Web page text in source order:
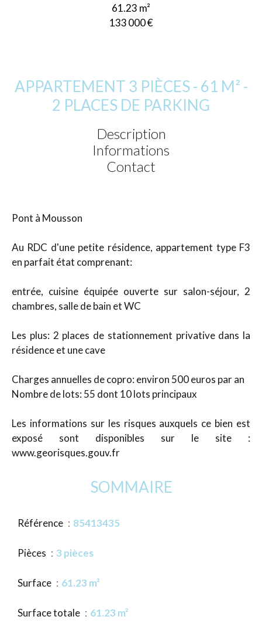
61.23 m²
133 000 €
APPARTEMENT 3 PIÈCES - 61 M² -
2 PLACES DE PARKING
Description
Informations
Contact
Pont à Mousson
Au RDC d'une petite résidence, appartement type F3
en parfait état comprenant:
entrée, cuisine équipée ouverte sur salon-séjour, 2
chambres, salle de bain et WC
Les plus: 2 places de stationnement privative dans la
résidence et une cave
Charges annuelles de copro: environ 500 euros par an
Nombre de lots: 55 dont 10 lots principaux
Les informations sur les risques auxquels ce bien est
exposé sont disponibles sur le site :
www.georisques.gouv.fr
SOMMAIRE
Référence 85413435
Pièces 3 pièces
Surface 61.23 m²
Surface totale 61.23 m²